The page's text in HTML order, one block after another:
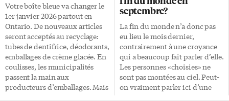
Votre boîte bleue va changer le
1er janvier 2026 partout en
Ontario. De nouveaux articles
seront acceptés au recyclage:
tubes de dentifrice, déodorants,
emballages de crème glacée. En
coulisses, les municipalités
passent la main aux
producteurs d’emballages. Mais
septembre?
La fin du monde n’a donc pas
eu lieu le mois dernier,
contrairement à une croyance
qui a beaucoup fait parler d’elle.
Les personnes «choisies» ne
sont pas montées au ciel. Peut-
on vraiment parler ici d’une